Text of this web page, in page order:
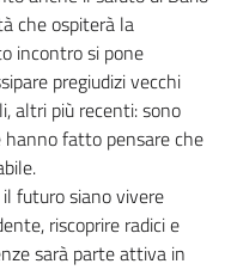
che ospiterà la
incontro si pone
pregiudizi vecchi
altri più recenti: sono
fatto pensare che
futuro siano vivere
riscoprire radici e
sarà parte attiva in